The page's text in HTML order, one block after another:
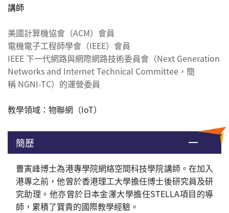
講師
美國計算機協會（ACM）會員
電機電子工程師學會（IEEE）會員
IEEE 下一代網路與網際網路技術委員會 （Next Generation
Networks and Internet Technical Committee， 簡
稱 NGNI-TC）的運營委員
教學領域：物聯網 （IoT）
簡歷
曹寅峰博士為港專學院網絡空間科技學院講師。在加入
港專之前，他曾於香港理工大學擔任博士後研究員及研
究助理。他亦曾於日本金澤大學擔任STELLA項目的導
師，累積了寶貴的國際教學經驗。